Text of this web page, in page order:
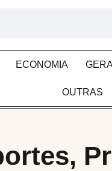
ECONOMIA
OUTRAS
,